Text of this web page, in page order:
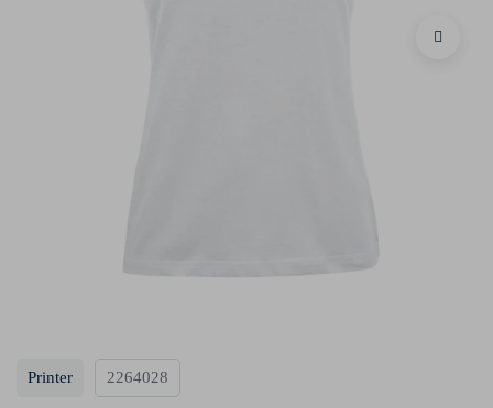
Printer 2264028